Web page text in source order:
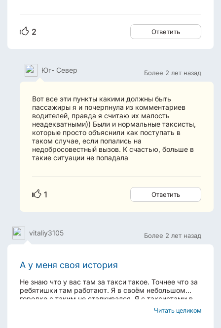
2 Ответить
Более 2 лет назад
Юг- Север
Вот все эти пункты какими должны быть
пассажиры я и почерпнула из комментариев
водителей, правда я считаю их малость
неадекватными)) Были и нормальные таксисты,
которые просто объяснили как поступать в
таком случае, если попались на
недобросовестный вызов. К счастью, больше в
такие ситуации не попадала
1 Ответить
Более 2 лет назад
vitaliy3105
А у меня своя история
Не знаю что у вас там за такси такое. Точнее что за
ребятишки там работают. Я в своём небольшом
городке с таким не сталкивался. Я с таксистами в
переписку не вступаю. Не приехал - жалоба в
поддержку. Отказался везти - жалоба. Не захотел
Читать целиком